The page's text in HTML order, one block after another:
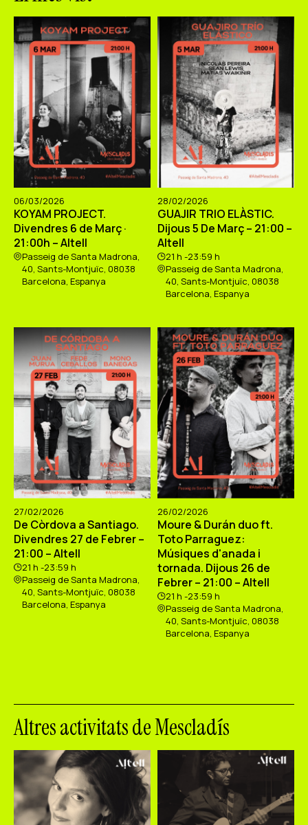
06/03/2026
KOYAM PROJECT.
Divendres 6 de Març ·
21:00h – Altell
Passeig de Santa Madrona,
40, Sants-Montjuïc, 08038
Barcelona, Espanya
28/02/2026
GUAJIR TRIO ELÀSTIC.
Dijous 5 De Març – 21:00 –
Altell
21 h -23:59 h
Passeig de Santa Madrona,
40, Sants-Montjuïc, 08038
Barcelona, Espanya
27/02/2026
De Còrdova a Santiago.
Divendres 27 de Febrer –
21:00 – Altell
21 h -23:59 h
Passeig de Santa Madrona,
40, Sants-Montjuïc, 08038
Barcelona, Espanya
26/02/2026
Moure & Durán duo ft.
Toto Parraguez:
Músiques d'anada i
tornada. Dijous 26 de
Febrer – 21:00 – Altell
21 h -23:59 h
Passeig de Santa Madrona,
40, Sants-Montjuïc, 08038
Barcelona, Espanya
Altres activitats de Mescladís